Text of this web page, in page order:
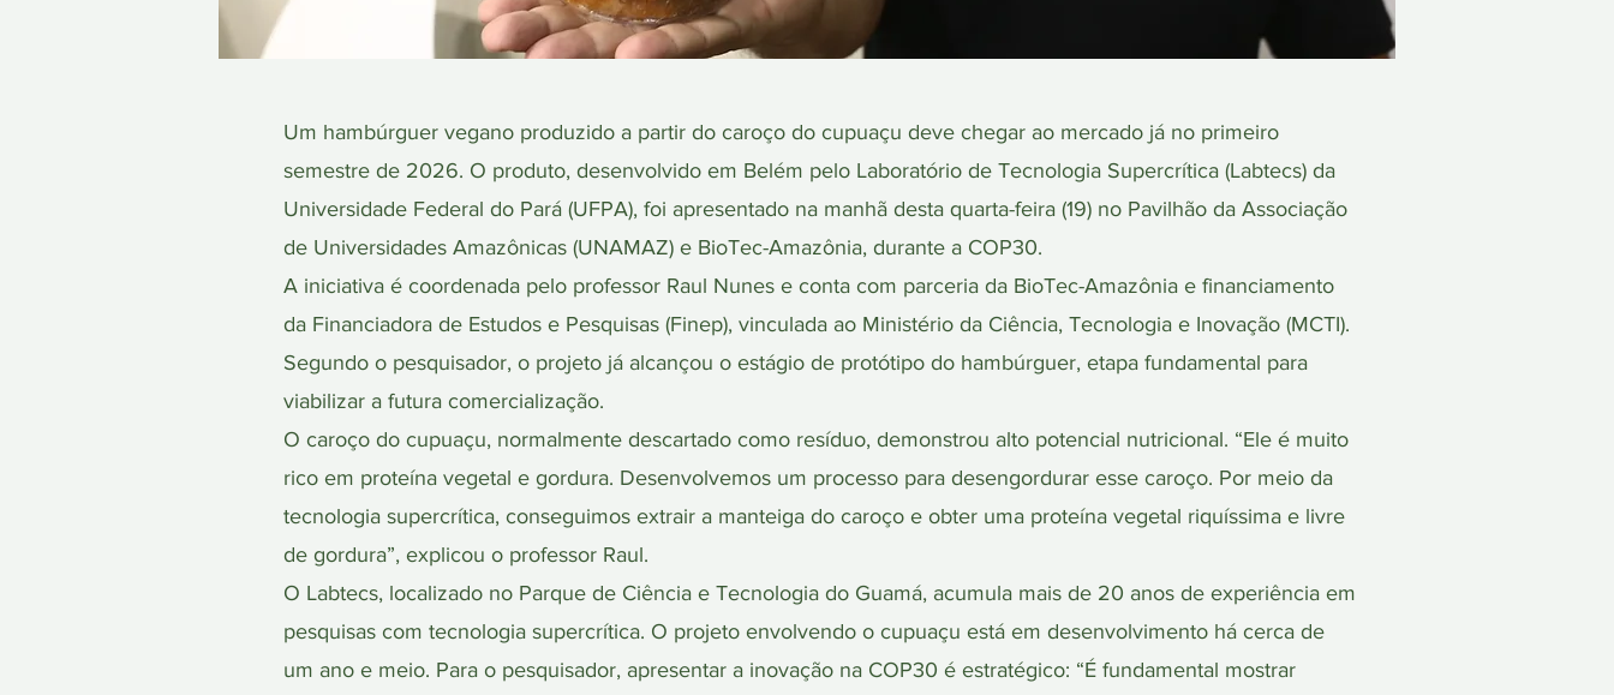
Um hambúrguer vegano produzido a partir do caroço do cupuaçu deve chegar ao mercado já no primeiro
semestre de 2026. O produto, desenvolvido em Belém pelo Laboratório de Tecnologia Supercrítica (Labtecs) da
Universidade Federal do Pará (UFPA), foi apresentado na manhã desta quarta-feira (19) no Pavilhão da Associação
de Universidades Amazônicas (UNAMAZ) e BioTec-Amazônia, durante a COP30.
A iniciativa é coordenada pelo professor Raul Nunes e conta com parceria da BioTec-Amazônia e financiamento
da Financiadora de Estudos e Pesquisas (Finep), vinculada ao Ministério da Ciência, Tecnologia e Inovação (MCTI).
Segundo o pesquisador, o projeto já alcançou o estágio de protótipo do hambúrguer, etapa fundamental para
viabilizar a futura comercialização.
O caroço do cupuaçu, normalmente descartado como resíduo, demonstrou alto potencial nutricional. “Ele é muito
rico em proteína vegetal e gordura. Desenvolvemos um processo para desengordurar esse caroço. Por meio da
tecnologia supercrítica, conseguimos extrair a manteiga do caroço e obter uma proteína vegetal riquíssima e livre
de gordura”, explicou o professor Raul.
O Labtecs, localizado no Parque de Ciência e Tecnologia do Guamá, acumula mais de 20 anos de experiência em
pesquisas com tecnologia supercrítica. O projeto envolvendo o cupuaçu está em desenvolvimento há cerca de
um ano e meio. Para o pesquisador, apresentar a inovação na COP30 é estratégico: “É fundamental mostrar